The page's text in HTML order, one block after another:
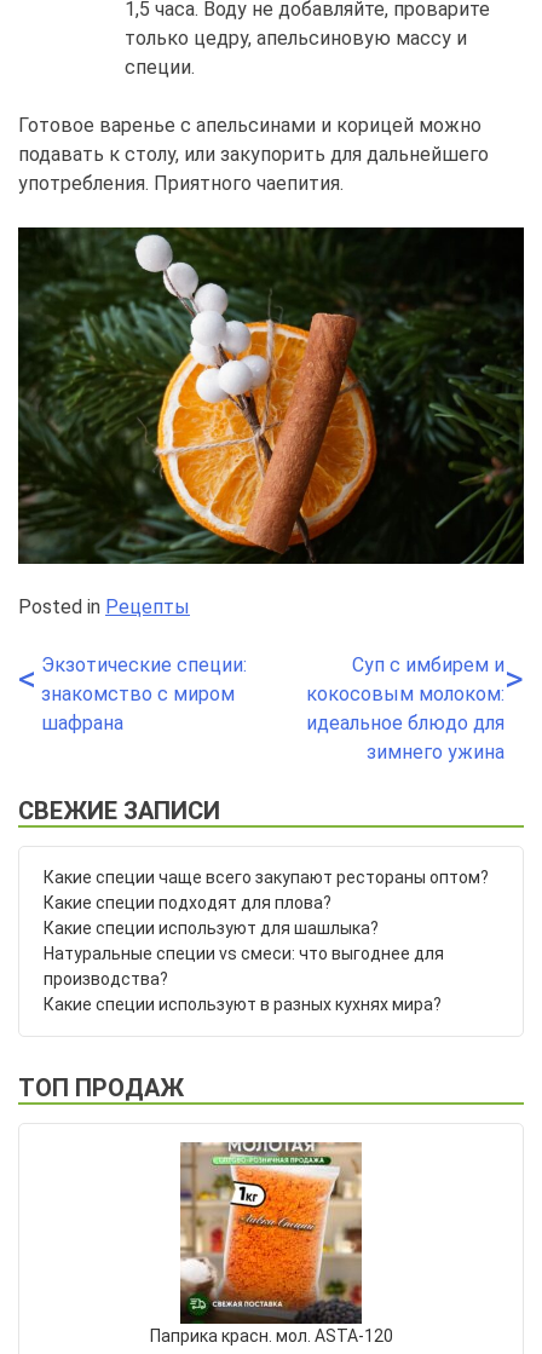
1,5 часа. Воду не добавляйте, проварите
только цедру, апельсиновую массу и
специи.
Готовое варенье с апельсинами и корицей можно
подавать к столу, или закупорить для дальнейшего
употребления. Приятного чаепития.
Posted in Рецепты
Навигация
по
< Экзотические специи:
знакомство с миром
шафрана
Суп с имбирем и
кокосовым молоком:
идеальное блюдо для
зимнего ужина
>
СВЕЖИЕ ЗАПИСИ
Какие специи чаще всего закупают рестораны оптом?
Какие специи подходят для плова?
Какие специи используют для шашлыка?
Натуральные специи vs смеси: что выгоднее для
производства?
Какие специи используют в разных кухнях мира?
ТОП ПРОДАЖ
Паприка красн. мол. ASTA-120